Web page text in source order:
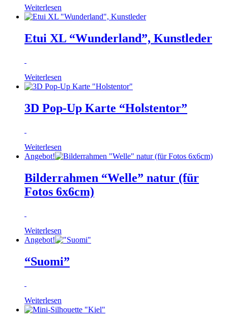
Weiterlesen
Etui XL “Wunderland”, Kunstleder
Weiterlesen
3D Pop-Up Karte “Holstentor”
Weiterlesen
Angebot!
Bilderrahmen “Welle” natur (für
Fotos 6x6cm)
Weiterlesen
Angebot!
“Suomi”
Weiterlesen